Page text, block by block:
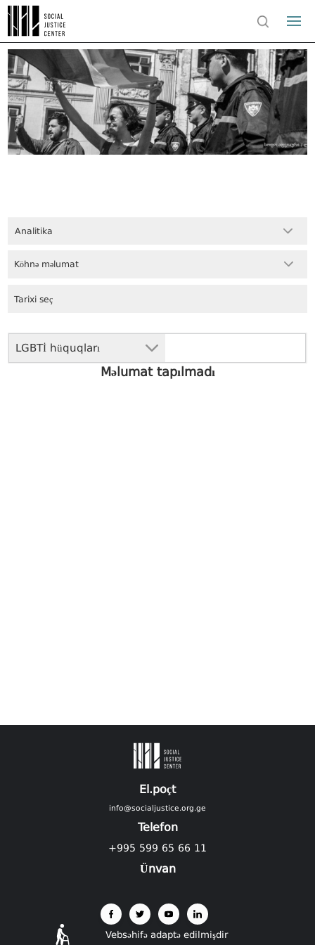
Analitika
LGBTİ hüquqları
Köhnə məlumat
Məlumat tapılmadı
El.poçt
info@socialjustice.org.ge
Telefon
+995 599 65 66 11
Ünvan
Vebsəhifə adaptə edilmişdir